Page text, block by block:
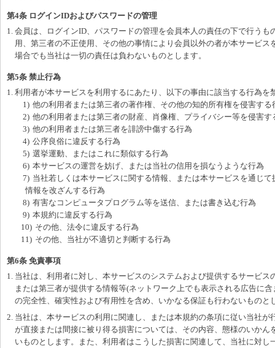
第4条 ログインIDおよびパスワードの管理
1. 会員は、ログインID、パスワードの管理を会員本人の責任の下で行うも
用、第三者の不正使用、その他の事情により会員以外の者が本サービス
場合でも当社は一切の責任は負わないものとします。
第5条 禁止行為
1. 利用者が本サービスを利用するにあたり、以下の事由に該当する行為を
1) 他の利用者または第三者の著作権、その他の知的所有権を侵害する
2) 他の利用者または第三者の財産、肖像権、プライバシー等を侵害す
3) 他の利用者または第三者を誹謗中傷する行為
4) 公序良俗に違反する行為
5) 選挙運動、またはこれに類似する行為
6) 本サービスの運営を妨げ、または当社の信用を損なうような行為
7) 当社若しくは本サービスに関する情報、または本サービスを通じて
情報を改ざんする行為
8) 有害なコンピュータプログラム等を送信、または書き込む行為
9) 本規約に違反する行為
10) その他、法令に違反する行為
11) その他、当社が不適切と判断する行為
第6条 免責事項
1. 当社は、利用者に対し、本サービスのシステムおよび提供するサービス
または第三者が提供する情報等(ネットワーク上でも表示される広告に
の完全性、確実性および有用性を含め、いかなる保証も行わないものと
2. 当社は、本サービスの利用に関連し、または本規約の条項に従い当社が
が直接または間接に被り得る損害については、その内容、態様のいかん
いものとします。また、利用者はこうした損害に関連して、当社に対し